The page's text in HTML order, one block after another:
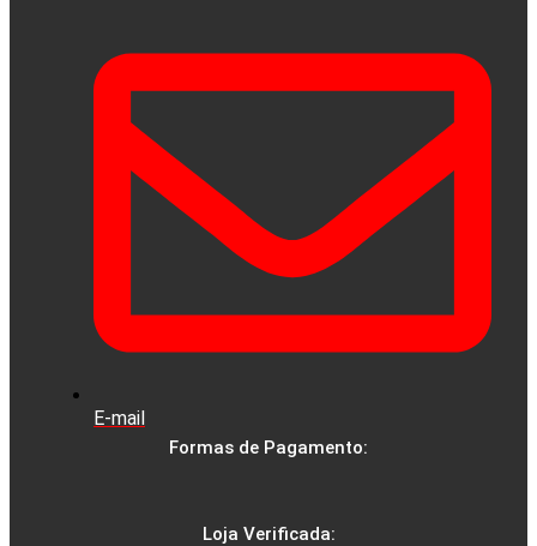
E-mail
Formas de Pagamento:
Loja Verificada: